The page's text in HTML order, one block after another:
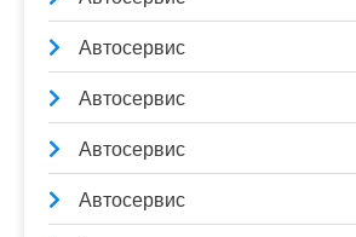
Автосервис
Автосервис
Автосервис
Автосервис